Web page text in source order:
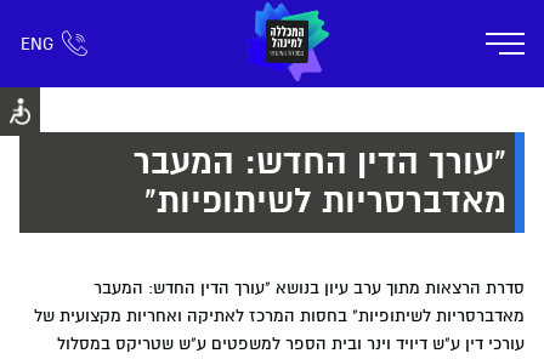
ENG
חפש כל דבר רישום ומידע אזור אישי
אודות תוכניות הלימוד קמפוס דימונה חיי
"עורך הדין החדש: המעבר
מאדברסריות לשיתופיות"
סדרת הרצאות מתוך ערב עיון בנושא "עורך הדין החדש: המעבר
מאדברסריות לשיתופיות" בחסות המרכז לאתיקה ואחריות מקצועית של
עורכי דין ע"ש דיויד וינר ובית הספר למשפטים ע"ש שטריקס במסלול